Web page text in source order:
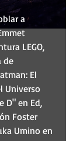
a
LEGO,
de
El
Universo
D" en Ed,
Foster
Umino en